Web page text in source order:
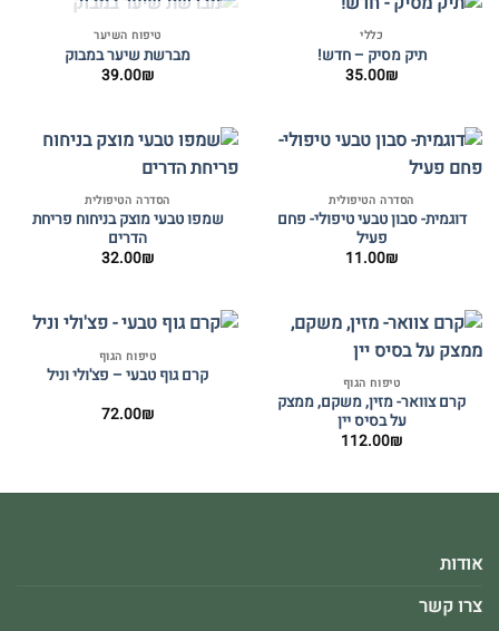
כללי
תיק מסיק – חדש!
35.00₪
המלאי אזל
טיפוח השיער
מברשת שיער במבוק
39.00₪
הסדרה הטיפולית
דוגמית- סבון טבעי טיפולי- פחם
פעיל
11.00₪
הסדרה הטיפולית
שמפו טבעי מוצק בניחוח פריחת
הדרים
32.00₪
טיפוח הגוף
קרם צוואר- מזין, משקם, ממצק
על בסיס יין
112.00₪
טיפוח הגוף
קרם גוף טבעי – פצ'ולי וניל
72.00₪
אודות
צרו קשר